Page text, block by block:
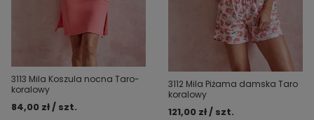
3113 Mila Koszula nocna Taro-
koralowy
84,00 zł / szt.
3112 Mila Piżama damska Taro
koralowy
121,00 zł / szt.